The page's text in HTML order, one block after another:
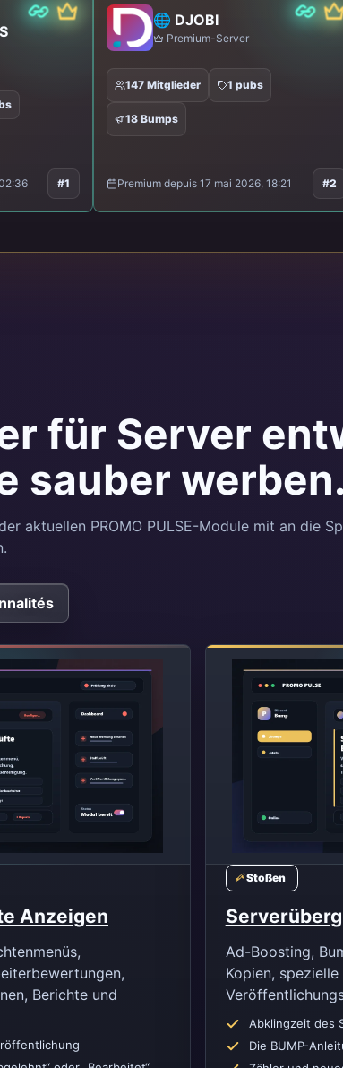
PartnerPrämie
#1
Partner
🌐 DJOBI
Premium-Server
147 Mitglieder 1 pubs
18 Bumps
Premium depuis 17 mai 2026, 18:21 #2
Klassiker
0 Bumps
Neuer Server
9 Mitglieder
für Server
sauber werben.
aktuellen PROMO PULSE-Module mit an die
Anzeigen
Berichte und
Stoßen
Ad-Boosting,
Kopien,
Abklingzeit des
Die BUMP-